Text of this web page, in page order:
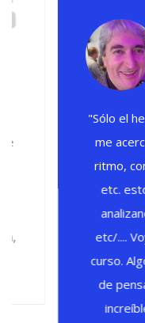
"Sólo el hecho
me acerca
ritmo, con mis
etc. estoy
analizando
etc/.... Voy
curso. Algo muy
de pensar en